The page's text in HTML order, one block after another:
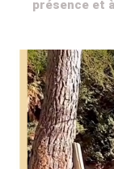
présence et